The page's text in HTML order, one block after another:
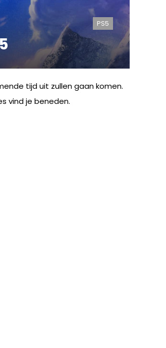
PS5
tijd uit zullen gaan komen.
vind je beneden.